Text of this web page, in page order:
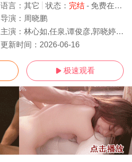
语言： 其它 状态： 完结- 免费在线观看
导演： 周晓鹏
主演： 林心如,任泉,谭俊彦,郭晓婷,丁文琪,狄龙,刘雪华,郑晓宁,周笑莉,阎青妤,刘涛,吴玉芳,黄勐
更新时间： 2026-06-16
 极速观看